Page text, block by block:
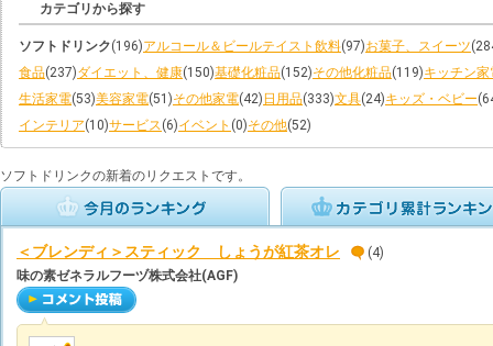
カテゴリから探す
ソフトドリンク(196)アルコール＆ビールテイスト飲料(97)お菓子、スイーツ
食品(237)ダイエット、健康(150)基礎化粧品(152)その他化粧品(119)キッチン家
生活家電(53)美容家電(51)その他家電(42) 日用品(333)文具(24)キッズ・ベビー
インテリア(10)サービス(6)イベント (0)その他(52)
ソフトドリンクの新着のリクエストです。
＜ブレンディ＞スティック しょうが紅茶オレ
(4)
味の素ゼネラルフーヅ株式会社(AGF)